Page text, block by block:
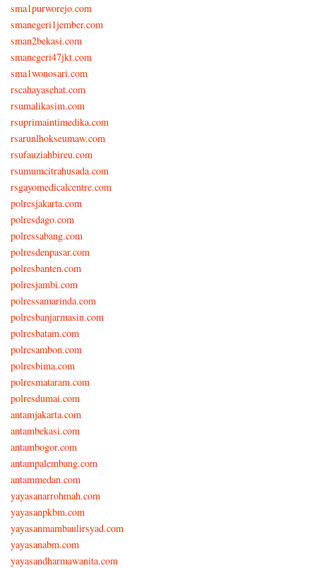
sma1purworejo.com
smanegeri1jember.com
sman2bekasi.com
smanegeri47jkt.com
sma1wonosari.com
rscahayasehat.com
rsumalikasim.com
rsuprimaintimedika.com
rsarunlhokseumaw.com
rsufauziahbireu.com
rsumumcitrahusada.com
rsgayomedicalcentre.com
polresjakarta.com
polresdago.com
polressabang.com
polresdenpasar.com
polresbanten.com
polresjambi.com
polressamarinda.com
polresbanjarmasin.com
polresbatam.com
polresambon.com
polresbima.com
polresmataram.com
polresdumai.com
antamjakarta.com
antambekasi.com
antambogor.com
antampalembang.com
antammedan.com
yayasanarrohmah.com
yayasanpkbm.com
yayasanmambaulirsyad.com
yayasanabm.com
yayasandharmawanita.com